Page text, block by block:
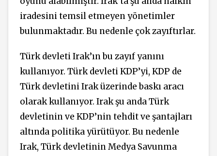
iradesini temsil etmeyen yönetimler
bulunmaktadır. Bu nedenle çok zayıftırlar.
Türk devleti Irak’ın bu zayıf yanını
kullanıyor. Türk devleti KDP’yi, KDP de
Türk devletini Irak üzerinde baskı aracı
olarak kullanıyor. Irak şu anda Türk
devletinin ve KDP’nin tehdit ve şantajları
altında politika yürütüyor. Bu nedenle
Irak, Türk devletinin Medya Savunma